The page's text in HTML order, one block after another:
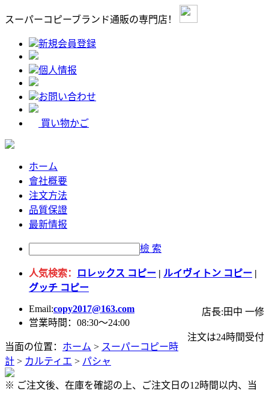
スーパーコピーブランド通販の専門店！
新規会員登録
個人情报
お問い合わせ
買い物かご
ホーム
會社概要
注文方法
品質保證
最新情报
檢 索
人気検索： ロレックス コピー | ルイヴィトン コピー |
グッチ コピー
Email:copy2017@163.com
店長:田中 一修
営業時間：08:30～24:00
注文は24時間受付
当面の位置： ホーム > スーパーコピー時
計 > カルティエ > パシャ
※ ご注文後、在庫を確認の上、ご注文日の12時間以内、当